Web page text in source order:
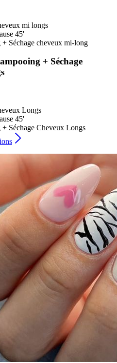
mi longs
45'
+ Séchage cheveux mi-long
+ Séchage
Longs
45'
+ Séchage Cheveux Longs